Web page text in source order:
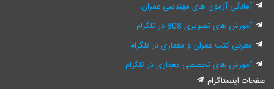
آمادگی آزمون های مهندسی عمران
آموزش های تصویری 808 در تلگرام
معرفی کتب عمران و معماری در تلگرام
آموزش های تخصصی معماری در تلگرام
صفحات اینستاگرام